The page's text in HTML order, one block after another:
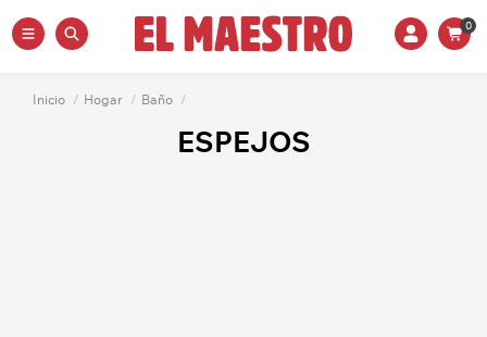
0
Inicio / Hogar / Baño /
ESPEJOS